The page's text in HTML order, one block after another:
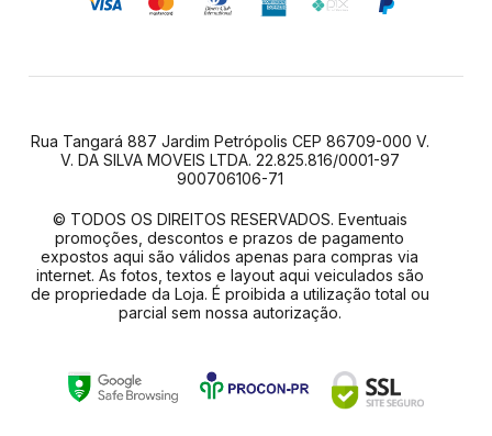
Rua Tangará 887 Jardim Petrópolis CEP 86709-000 V.
V. DA SILVA MOVEIS LTDA. 22.825.816/0001-97
900706106-71
© TODOS OS DIREITOS RESERVADOS. Eventuais
promoções, descontos e prazos de pagamento
expostos aqui são válidos apenas para compras via
internet. As fotos, textos e layout aqui veiculados são
de propriedade da Loja. É proibida a utilização total ou
parcial sem nossa autorização.